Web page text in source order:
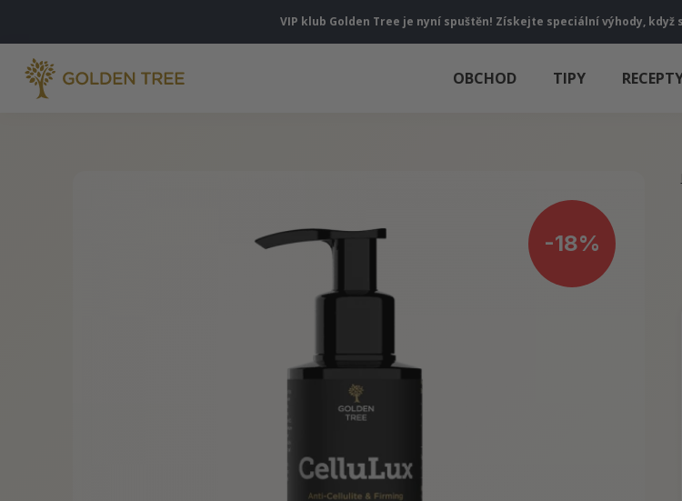
VIP klub Golden Tree je nyní spuštěn! Získejte speciální výhody,
OBCHOD TIPY
-18%